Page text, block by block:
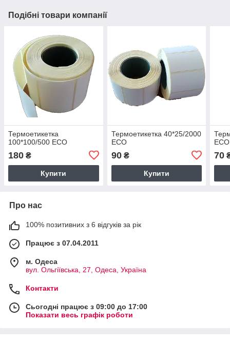
Подібні товари компанії
Термоетикетка
100*100/500 ECO
180 ₴
Купити
Термоетикетка 40*25/2000
ECO
90₴
Купити
ECO
70
Про нас
100% позитивних з 6 відгуків за рік
Працює з 07.04.2011
м. Одеса
вул. Ольгіївська, 27, Одеса, Україна
Контакти
Сьогодні працює з 09:00 до 17:00
Показати весь графік роботи